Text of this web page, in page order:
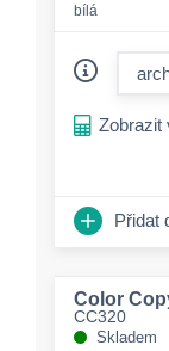
bílá
Zobrazit
Přidat
Color
CC320
Skladem